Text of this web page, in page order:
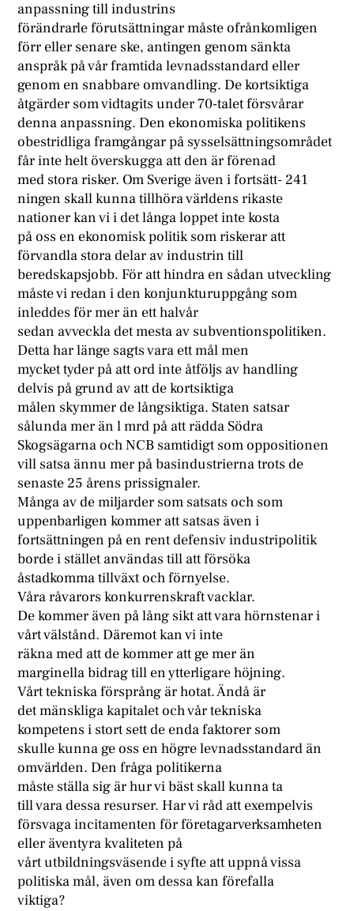
anpassning till industrins
förändrarle förutsättningar måste ofrånkomligen
förr eller senare ske, antingen genom sänkta
anspråk på vår framtida levnadsstandard eller
genom en snabbare omvandling. De kortsiktiga
åtgärder som vidtagits under 70-talet försvårar
denna anpassning. Den ekonomiska politikens
obestridliga framgångar på sysselsättningsområdet
får inte helt överskugga att den är förenad
med stora risker. Om Sverige även i fortsätt- 241
ningen skall kunna tillhöra världens rikaste
nationer kan vi i det långa loppet inte kosta
på oss en ekonomisk politik som riskerar att
förvandla stora delar av industrin till
beredskapsjobb. För att hindra en sådan utveckling
måste vi redan i den konjunkturuppgång som
inleddes för mer än ett halvår
sedan avveckla det mesta av subventionspolitiken.
Detta har länge sagts vara ett mål men
mycket tyder på att ord inte åtföljs av handling
delvis på grund av att de kortsiktiga
målen skymmer de långsiktiga. Staten satsar
sålunda mer än l mrd på att rädda Södra
Skogsägarna och NCB samtidigt som oppositionen
vill satsa ännu mer på basindustrierna trots de
senaste 25 årens prissignaler.
Många av de miljarder som satsats och som
uppenbarligen kommer att satsas även i
fortsättningen på en rent defensiv industripolitik
borde i stället användas till att försöka
åstadkomma tillväxt och förnyelse.
Våra råvarors konkurrenskraft vacklar.
De kommer även på lång sikt att vara hörnstenar i
vårt välstånd. Däremot kan vi inte
räkna med att de kommer att ge mer än
marginella bidrag till en ytterligare höjning.
Vårt tekniska försprång är hotat. Ändå är
det mänskliga kapitalet och vår tekniska
kompetens i stort sett de enda faktorer som
skulle kunna ge oss en högre levnadsstandard än
omvärlden. Den fråga politikerna
måste ställa sig är hur vi bäst skall kunna ta
till vara dessa resurser. Har vi råd att exempelvis
försvaga incitamenten för företagarverksamheten
eller äventyra kvaliteten på
vårt utbildningsväsende i syfte att uppnå vissa
politiska mål, även om dessa kan förefalla
viktiga?